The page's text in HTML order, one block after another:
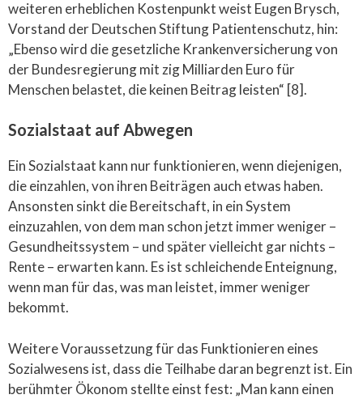
weiteren erheblichen Kostenpunkt weist Eugen Brysch,
Vorstand der Deutschen Stiftung Patientenschutz, hin:
„Ebenso wird die gesetzliche Krankenversicherung von
der Bundesregierung mit zig Milliarden Euro für
Menschen belastet, die keinen Beitrag leisten“ [8].
Sozialstaat auf Abwegen
Ein Sozialstaat kann nur funktionieren, wenn diejenigen,
die einzahlen, von ihren Beiträgen auch etwas haben.
Ansonsten sinkt die Bereitschaft, in ein System
einzuzahlen, von dem man schon jetzt immer weniger –
Gesundheitssystem – und später vielleicht gar nichts –
Rente – erwarten kann. Es ist schleichende Enteignung,
wenn man für das, was man leistet, immer weniger
bekommt.
Weitere Voraussetzung für das Funktionieren eines
Sozialwesens ist, dass die Teilhabe daran begrenzt ist. Ein
berühmter Ökonom stellte einst fest: „Man kann einen